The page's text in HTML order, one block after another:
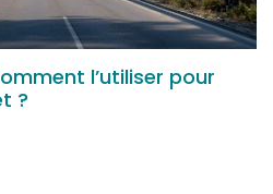
l’utiliser pour
?